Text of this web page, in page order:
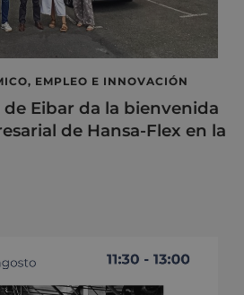
EMPLEO E INNOVACIÓN
Eibar da la bienvenida
de Hansa-Flex en la